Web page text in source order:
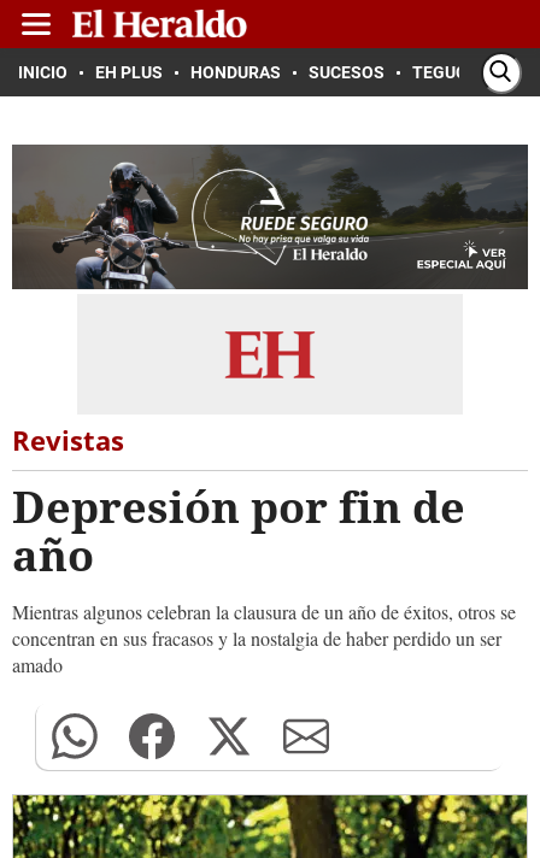
INICIO EH PLUS HONDURAS SUCESOS TEGUCIGALPA
Revistas
Depresión por fin de
año
Mientras algunos celebran la clausura de un año de éxitos, otros se
concentran en sus fracasos y la nostalgia de haber perdido un ser
amado